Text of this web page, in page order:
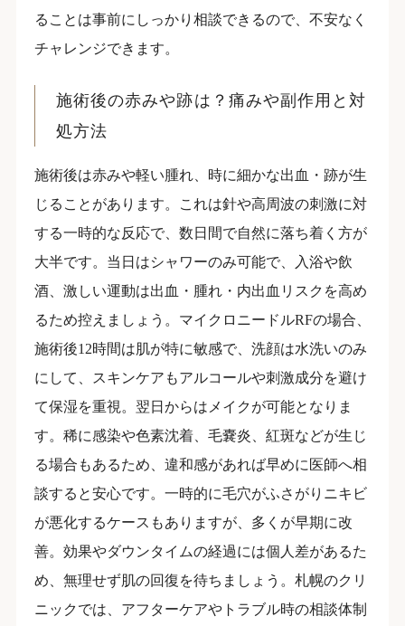
ることは事前にしっかり相談できるので、不安なく
チャレンジできます。
施術後の赤みや跡は？痛みや副作用と対
処方法
施術後は赤みや軽い腫れ、時に細かな出血・跡が生
じることがあります。これは針や高周波の刺激に対
する一時的な反応で、数日間で自然に落ち着く方が
大半です。当日はシャワーのみ可能で、入浴や飲
酒、激しい運動は出血・腫れ・内出血リスクを高め
るため控えましょう。マイクロニードルRFの場合、
施術後12時間は肌が特に敏感で、洗顔は水洗いのみ
にして、スキンケアもアルコールや刺激成分を避け
て保湿を重視。翌日からはメイクが可能となりま
す。稀に感染や色素沈着、毛嚢炎、紅斑などが生じ
る場合もあるため、違和感があれば早めに医師へ相
談すると安心です。一時的に毛穴がふさがりニキビ
が悪化するケースもありますが、多くが早期に改
善。効果やダウンタイムの経過には個人差があるた
め、無理せず肌の回復を待ちましょう。札幌のクリ
ニックでは、アフターケアやトラブル時の相談体制